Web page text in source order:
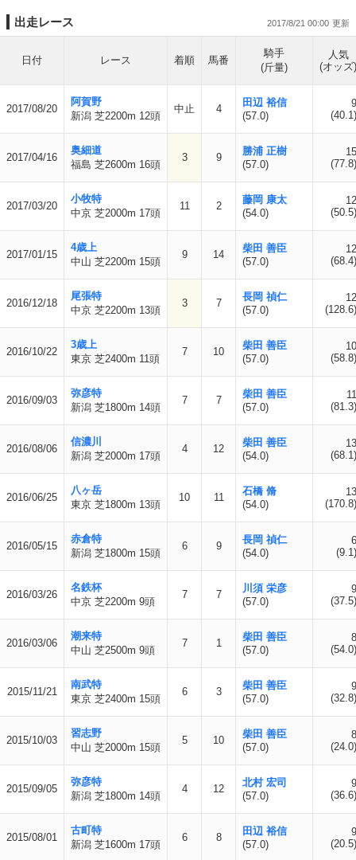
出走レース 2017/8/21 00:00
日付 レース 着順 馬番
騎手
(斤量)
人気
(オッズ)
2017/08/20
阿賀野
新潟 芝2200m 12頭
中止 4
田辺 裕信
(57.0)
9
(40.1)
2017/04/16
奥細道
福島 芝2600m 16頭
3 9
勝浦 正樹
(57.0)
15
(77.8)
2017/03/20
小牧特
中京 芝2000m 17頭
11 2
藤岡 康太
(54.0)
12
(50.5)
2017/01/15
4歳上
中山 芝2200m 15頭
9 14
柴田 善臣
(57.0)
12
(68.4)
2016/12/18
尾張特
中京 芝2200m 13頭
3 7
長岡 禎仁
(57.0)
12
(128.6)
2016/10/22
3歳上
東京 芝2400m 11頭
7 10
柴田 善臣
(57.0)
10
(58.8)
2016/09/03
弥彦特
新潟 芝1800m 14頭
7 7
柴田 善臣
(57.0)
11
(81.3)
2016/08/06
信濃川
新潟 芝2000m 17頭
4 12
柴田 善臣
(54.0)
13
(68.1)
2016/06/25
八ヶ岳
東京 芝1800m 13頭
10 11
石橋 脩
(54.0)
13
(170.8)
2016/05/15
赤倉特
新潟 芝1800m 15頭
6 9
長岡 禎仁
(54.0)
6
(9.1)
2016/03/26
名鉄杯
中京 芝2200m 9頭
7 7
川須 栄彦
(57.0)
9
(37.5)
2016/03/06
潮来特
中山 芝2500m 9頭
7 1
柴田 善臣
(57.0)
8
(54.0)
2015/11/21
南武特
東京 芝2400m 15頭
6 3
柴田 善臣
(57.0)
9
(32.8)
2015/10/03
習志野
中山 芝2000m 15頭
5 10
柴田 善臣
(57.0)
8
(24.0)
2015/09/05
弥彦特
新潟 芝1800m 14頭
4 12
北村 宏司
(57.0)
9
(36.6)
2015/08/01
古町特
新潟 芝1600m 17頭
6 8
田辺 裕信
(57.0)
9
(20.5)